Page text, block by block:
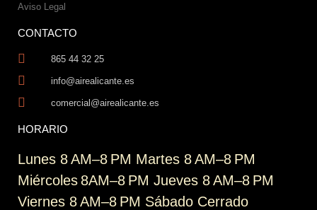
Aviso Legal
CONTACTO
865 44 32 25
info@airealicante.es
comercial@airealicante.es
HORARIO
Lunes 8 AM–8 PM Martes 8 AM–8 PM
Miércoles 8AM–8 PM Jueves 8 AM–8 PM
Viernes 8 AM–8 PM Sábado Cerrado